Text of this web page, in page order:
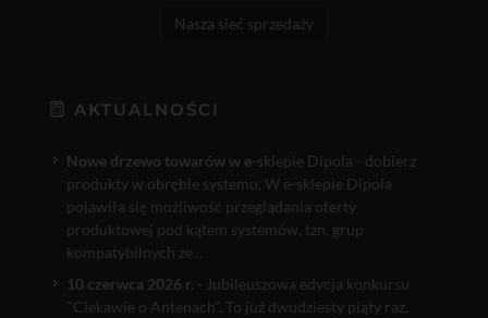
Nasza sieć sprzedaży
AKTUALNOŚCI
Nowe drzewo towarów w e-sklepie Dipola - dobierz
produkty w obrębie systemu. W e-sklepie Dipola
pojawiła się możliwość przeglądania oferty
produktowej pod kątem systemów, tzn. grup
kompatybilnych ze...
10 czerwca 2026 r. - Jubileuszowa edycja konkursu
"Ciekawie o Antenach". To już dwudziesty piąty raz,